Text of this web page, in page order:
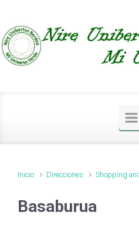
Inicio Direcciones Shopping
Basaburua